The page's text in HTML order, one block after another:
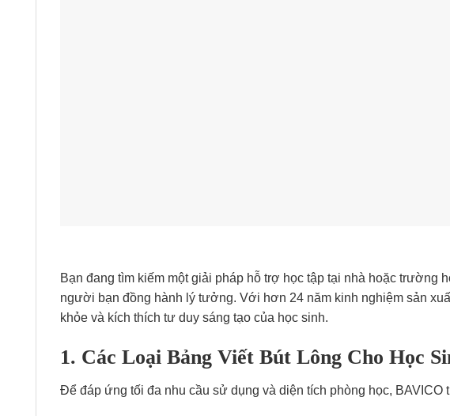
Bạn đang tìm kiếm một giải pháp hỗ trợ học tập tại nhà hoặc trường
người bạn đồng hành lý tưởng. Với hơn 24 năm kinh nghiệm sản
khỏe và kích thích tư duy sáng tạo của học sinh.
1. Các Loại Bảng Viết Bút Lông Cho Học
Để đáp ứng tối đa nhu cầu sử dụng và diện tích phòng học,